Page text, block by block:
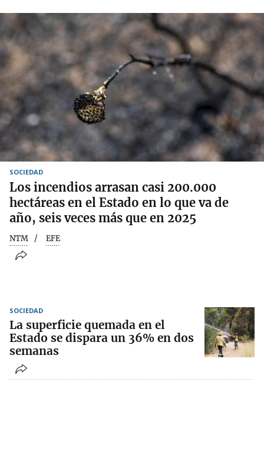
SOCIEDAD
Los incendios arrasan casi 200.000
hectáreas en el Estado en lo que va de
año, seis veces más que en 2025
NTM EFE
SOCIEDAD
La superficie quemada en el
Estado se dispara un 36% en dos
semanas